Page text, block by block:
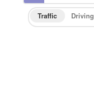
Traffic Driving